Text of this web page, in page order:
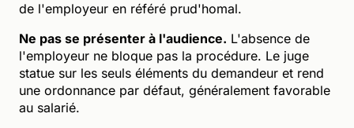
de l'employeur en référé prud'homal.
Ne pas se présenter à l'audience. L'absence de
l'employeur ne bloque pas la procédure. Le juge
statue sur les seuls éléments du demandeur et rend
une ordonnance par défaut, généralement favorable
au salarié.